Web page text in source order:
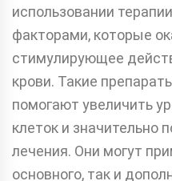
использовании
факторами, которые
стимулирующее
крови. Такие
помогают увеличить
клеток и значительно
лечения. Они могут
основного, так и